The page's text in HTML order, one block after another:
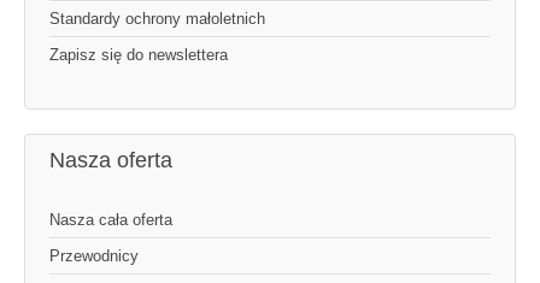
Standardy ochrony małoletnich
Zapisz się do newslettera
Nasza oferta
Nasza cała oferta
Przewodnicy